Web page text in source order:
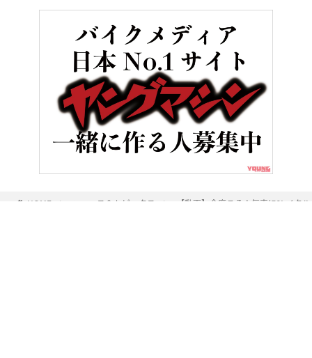
HOME ニュース＆トピックス 【動画】今度こそ人気車に?! イタ